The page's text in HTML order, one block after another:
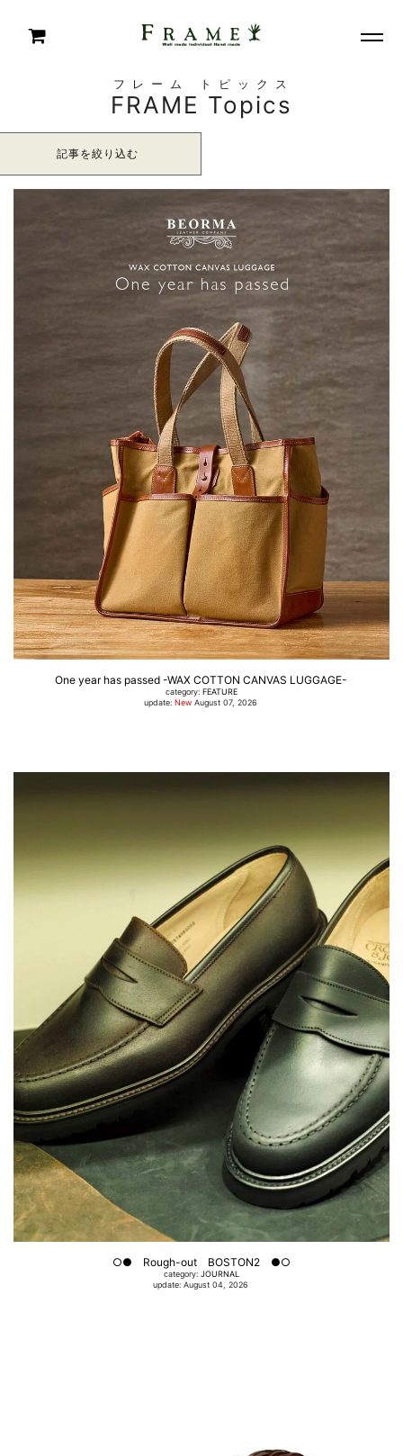
FRAME Topics
フレーム トピックス
記事を絞り込む
One year has passed -WAX COTTON CANVAS LUGGAGE-
category: FEATURE
update: NewAugust 07, 2026
○● Rough-out BOSTON2 ●○
category: JOURNAL
update: August 04, 2026